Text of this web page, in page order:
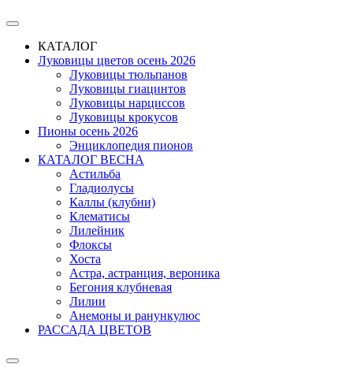
КАТАЛОГ
Луковицы цветов осень 2026
Луковицы тюльпанов
Луковицы гиацинтов
Луковицы нарциссов
Луковицы крокусов
Пионы осень 2026
Энциклопедия пионов
КАТАЛОГ ВЕСНА
Астильба
Гладиолусы
Каллы (клубни)
Клематисы
Лилейник
Флоксы
Хоста
Астра, астранция, вероника
Бегония клубневая
Лилии
Анемоны и ранункулюс
РАССАДА ЦВЕТОВ